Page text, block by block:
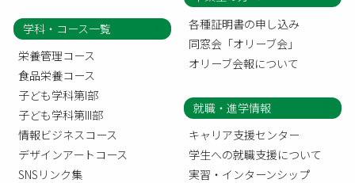
各種証明書の申し込み
同窓会「オリーブ会」
オリーブ会報について
学科・コース一覧
栄養管理コース
食品栄養コース
子ども学科第I部
子ども学科第III部
情報ビジネスコース
デザインアートコース
SNSリンク集
就職・進学情報
キャリア支援センター
学生への就職支援について
実習・インターンシップ